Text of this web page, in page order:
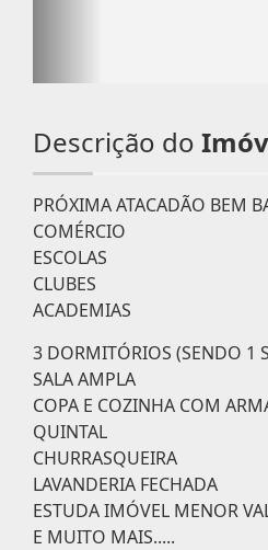
Descrição do
PRÓXIMA ATACADÃO BEM
COMÉRCIO
ESCOLAS
CLUBES
ACADEMIAS
3 DORMITÓRIOS (SENDO 1
SALA AMPLA
COPA E COZINHA COM
QUINTAL
CHURRASQUEIRA
LAVANDERIA FECHADA
ESTUDA IMÓVEL MENOR
E MUITO MAIS.....